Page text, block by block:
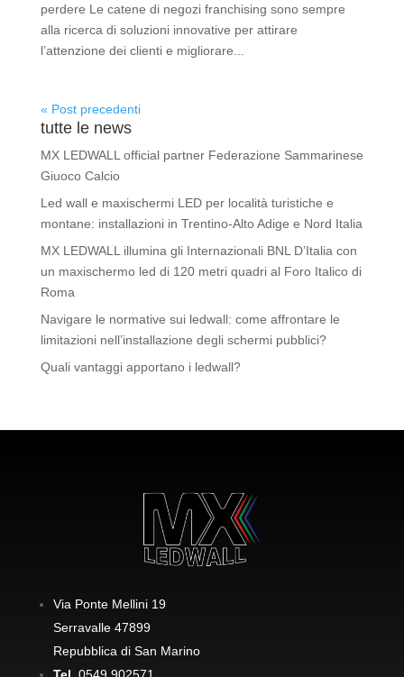
perdere Le catene di negozi franchising sono sempre
alla ricerca di soluzioni innovative per attirare
l’attenzione dei clienti e migliorare...
« Post precedenti
tutte le news
MX LEDWALL official partner Federazione Sammarinese
Giuoco Calcio
Led wall e maxischermi LED per località turistiche e
montane: installazioni in Trentino-Alto Adige e Nord Italia
MX LEDWALL illumina gli Internazionali BNL D’Italia con
un maxischermo led di 120 metri quadri al Foro Italico di
Roma
Navigare le normative sui ledwall: come affrontare le
limitazioni nell’installazione degli schermi pubblici?
Quali vantaggi apportano i ledwall?
Via Ponte Mellini 19
Serravalle 47899
Repubblica di San Marino